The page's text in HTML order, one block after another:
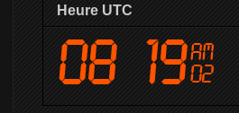
Heure UTC